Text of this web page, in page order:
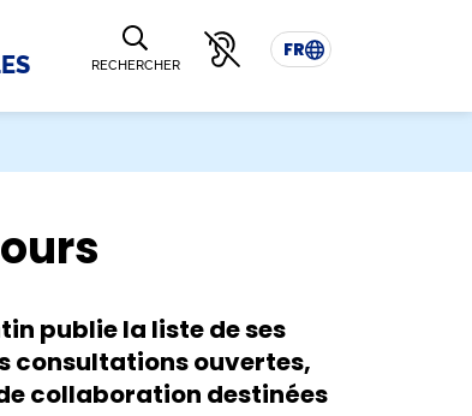
RECHERCHER
FR
publie la liste de ses
consultations ouvertes,
collaboration destinées